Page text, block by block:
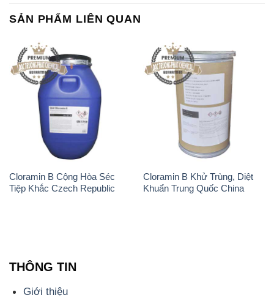
SẢN PHẨM LIÊN QUAN
Cloramin B Cộng Hòa Séc
Tiệp Khắc Czech Republic
Cloramin B Khử Trùng, Diệt
Khuẩn Trung Quốc China
THÔNG TIN
Giới thiệu